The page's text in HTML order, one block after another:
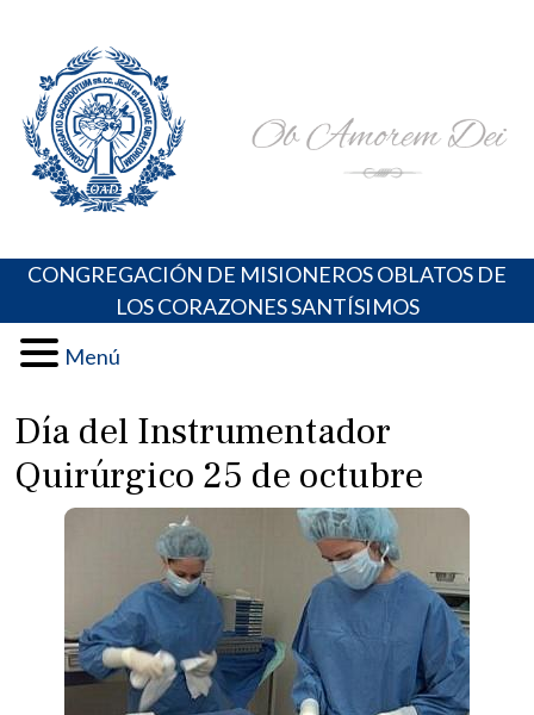
content
Portal de los Padres Oblatos. Advocaciones Marianas,
Oraciones, Música religiosa y más
CONGREGACIÓN DE MISIONEROS OBLATOS DE
LOS CORAZONES SANTÍSIMOS
Menú
Día del Instrumentador
Quirúrgico 25 de octubre